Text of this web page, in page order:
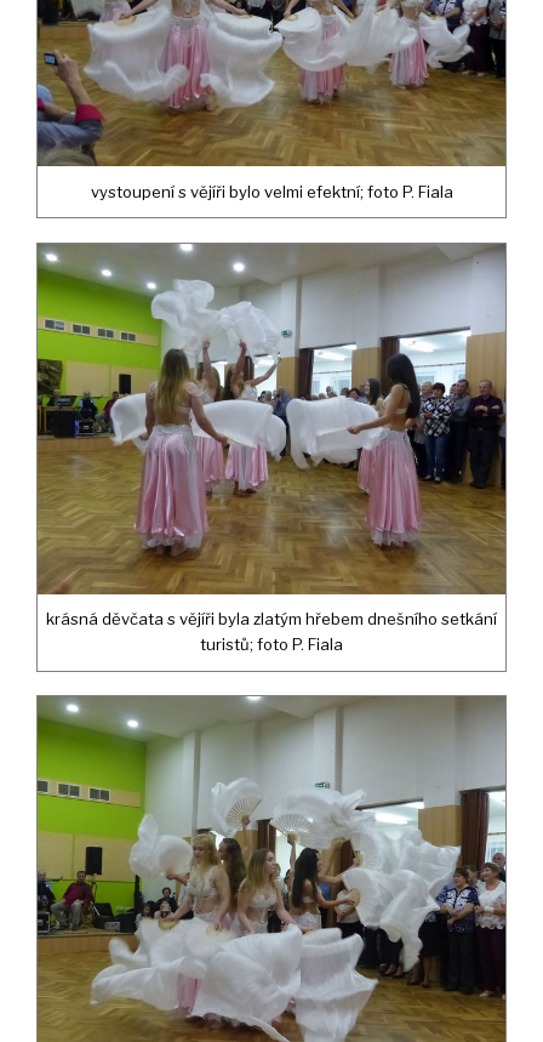
vystoupení s vějíři bylo velmi efektní; foto P. Fiala
krásná děvčata s vějíři byla zlatým hřebem dnešního setkání
turistů; foto P. Fiala